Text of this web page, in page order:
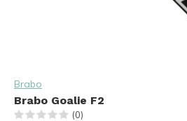
Brabo
Brabo Goalie F2
(0)